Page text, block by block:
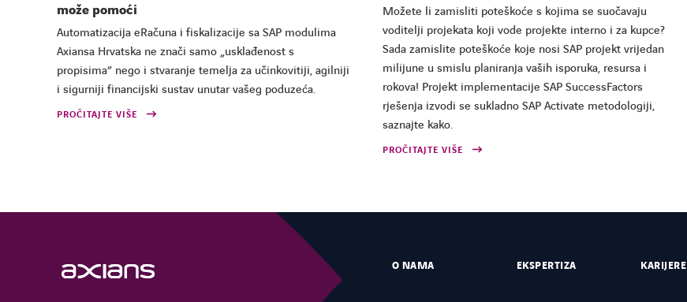
može pomoći
Automatizacija eRačuna i fiskalizacije sa SAP modulima
Axiansa Hrvatska ne znači samo „usklađenost s
propisima” nego i stvaranje temelja za učinkovitiji, agilniji
i sigurniji financijski sustav unutar vašeg poduzeća.
PROČITAJTE VIŠE
Možete li zamisliti poteškoće s kojima se suočavaju
voditelji projekata koji vode projekte interno i za kupce?
Sada zamislite poteškoće koje nosi SAP projekt vrijedan
milijune u smislu planiranja vaših isporuka, resursa i
rokova! Projekt implementacije SAP SuccessFactors
rješenja izvodi se sukladno SAP Activate metodologiji,
saznajte kako.
PROČITAJTE VIŠE
O NAMA EKSPERTIZA KARIJERE